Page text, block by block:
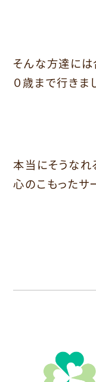
そんな方達には
０歳まで行きま
本当にそうなれ
心のこもったサ